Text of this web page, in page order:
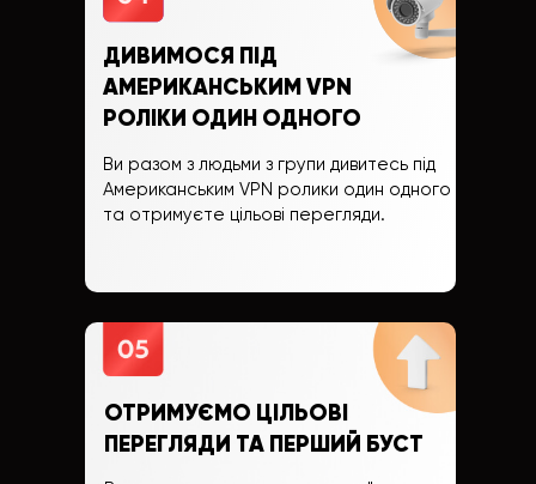
ОТРИМУЄМО ЦІЛЬОВІ
ПЕРЕГЛЯДИ ТА ПЕРШИЙ БУСТ
Ви разом з людьми з групи дивитесь під
Американським VPN ролики один одного
та отримуєте цільові перегляди.
ДИВИМОСЯ ПІД
АМЕРИКАНСЬКИМ VPN
РОЛІКИ ОДИН ОДНОГО